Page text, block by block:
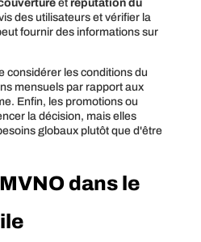
et réputation du
des utilisateurs et vérifier la
fournir des informations sur
considérer les conditions du
mensuels par rapport aux
Enfin, les promotions ou
la décision, mais elles
globaux plutôt que d'être
dans le